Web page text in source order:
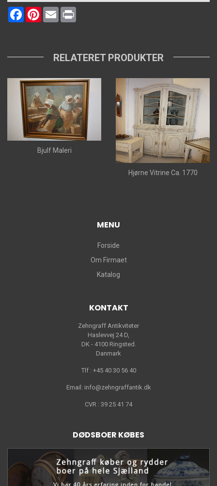
FacebookPinterestEmail
RELATERET PRODUKTER
Bjulf Maleri
Hjørne Vitrine Ca. 1770
MENU
Forside
Om Firmaet
Katalog
KONTAKT
Zehngraff Antikviteter
Haslevvej 24 D,
DK - 4100 Ringsted.
Danmark
Tlf : +45 40 30 56 40
Email: info@zehngraffantik.dk
CVR : 39 25 41 74
DØDSBOER KØBES